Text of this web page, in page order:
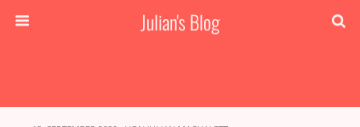
Julian's Blog